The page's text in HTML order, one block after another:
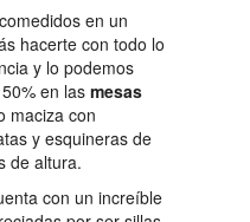
en un
hacerte con todo lo
y lo podemos
en las mesas
maciza con
y esquineras de
de altura.
con un increíble